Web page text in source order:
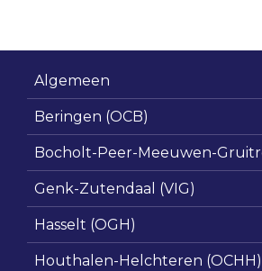
Algemeen
Beringen (OCB)
Bocholt-Peer-Meeuwen-
Genk-Zutendaal (VIG)
Hasselt (OGH)
Houthalen-Helchteren (OCHH)